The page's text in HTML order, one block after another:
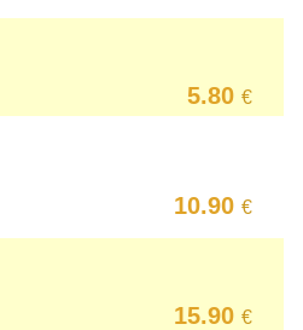
5.80€
10.90€
15.90€